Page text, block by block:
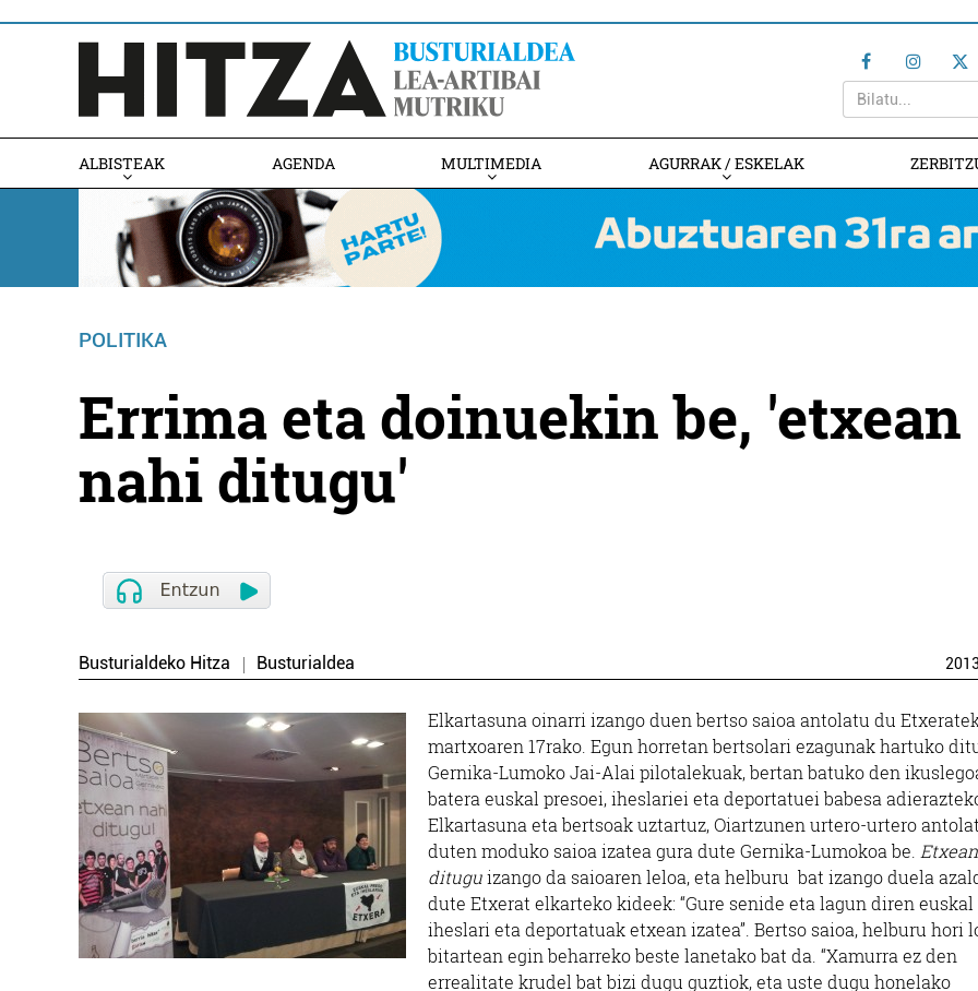
ALBISTEAK AGENDA MULTIMEDIA AGURRAK / ESKELAK
POLITIKA
Errima eta doinuekin be, 'etxean
nahi ditugu'
Busturialdeko Hitza Busturialdea 2013
Elkartasuna oinarri izango duen bertso saioa antolatu du
martxoaren 17rako. Egun horretan bertsolari ezagunak hartuko
Gernika-Lumoko Jai-Alai pilotalekuak, bertan batuko den
batera euskal presoei, iheslariei eta deportatuei babesa
Elkartasuna eta bertsoak uztartuz, Oiartzunen urtero-urtero
duten moduko saioa izatea gura dute Gernika-Lumokoa be.
dituguizango da saioaren leloa, eta helburu bat izango duela
dute Etxerat elkarteko kideek: “Gure senide eta lagun diren euskal
iheslari eta deportatuak etxean izatea”. Bertso saioa, helburu hori
bitartean egin beharreko beste lanetako bat da. “Xamurra ez den
errealitate krudel bat bizi dugu guztiok, eta uste dugu honelako